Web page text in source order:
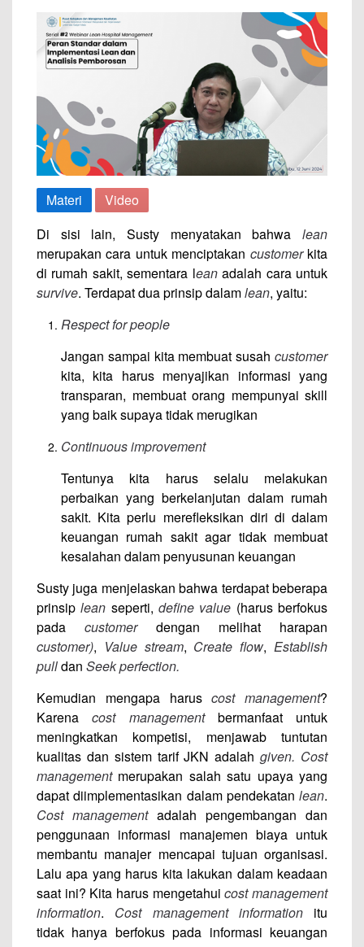
Materi
Video
Di sisi lain, Susty menyatakan bahwa lean
merupakan cara untuk menciptakan customerkita
di rumah sakit, sementara leanadalah cara untuk
survive. Terdapat dua prinsip dalamlean, yaitu:
Respect for people
Jangan sampai kita membuat susah customer
kita, kita harus menyajikan informasi yang
transparan, membuat orang mempunyai skill
yang baik supaya tidak merugikan
Continuous improvement
Tentunya kita harus selalu melakukan
perbaikan yang berkelanjutan dalam rumah
sakit. Kita perlu merefleksikan diri di dalam
keuangan rumah sakit agar tidak membuat
kesalahan dalam penyusunan keuangan
Susty juga menjelaskan bahwa terdapat beberapa
prinsiplean seperti,define value (harus berfokus
pada customerdengan melihat harapan
customer), Value stream, Create flow,Establish
pulldan Seek perfection.
Kemudian mengapa haruscost management?
Karenacost managementbermanfaat untuk
meningkatkan kompetisi, menjawab tuntutan
kualitas dan sistem tarif JKN adalahgiven. Cost
managementmerupakan salah satu upaya yang
dapat diimplementasikan dalam pendekatan lean.
Cost managementadalah pengembangan dan
penggunaan informasi manajemen biaya untuk
membantu manajer mencapai tujuan organisasi.
Lalu apa yang harus kita lakukan dalam keadaan
saat ini? Kita harus mengetahuicost management
information. Cost management informationitu
tidak hanya berfokus pada informasi keuangan